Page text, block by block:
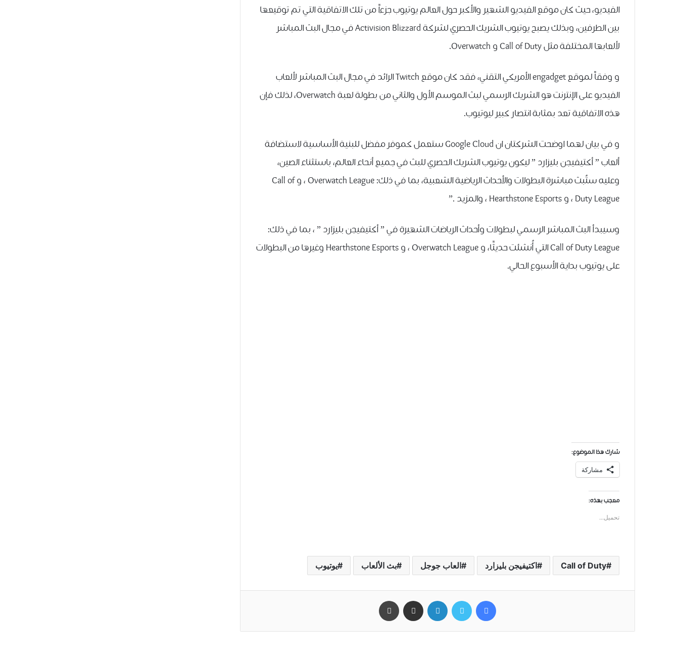
ﺍﻟﻔﻴﺪﻳﻮ، ﺣﻴﺚ ﻛﺎﻥ ﻣﻮﻗﻊ ﺍﻟﻔﻴﺪﻳﻮ ﺍﻟﺸﻬﻴﺮ ﻭﺍﻷﻛﺒﺮ ﺣﻮﻝ ﺍﻟﻌﺎﻟﻢ ﻳﻮﺗﻴﻮﺏ ﺟﺰﺀﺍً ﻣﻦ ﺗﻠﻚ ﺍﻻﺗﻔﺎﻗﻴﺔ ﺍﻟﺘﻲ ﺗﻢ ﺗﻮﻗﻴﻌﻬﺎ
ﺑﻴﻦ ﺍﻟﻄﺮﻓﻴﻦ، وبذلك يصبح ﻳﻮﺗﻴﻮﺏ ﺍﻟﺸﺮﻳﻚ ﺍﻟﺤﺼﺮﻱ ﻟﺸﺮﻛﺔ Activision Blizzard ﻓﻲ ﻣﺠﺎﻝ ﺍﻟﺒﺚ ﺍﻟﻤﺒﺎﺷﺮ
ﻷﻟﻌﺎﺑﻬﺎ ﺍﻟﻤﺨﺘﻠﻔﺔ ﻣﺜﻞ Call of Duty ﻭ Overwatch.
و وفقاً لموقع engadget ﺍﻷﻣﺮيكي التقني، فقد كان موقع Twitch ﺍﻟﺮﺍﺋﺪ ﻓﻲ ﻣﺠﺎﻝ ﺍﻟﺒﺚ ﺍﻟﻤﺒﺎﺷﺮ ﻷﻟﻌﺎﺏ
ﺍﻟﻔﻴﺪﻳﻮ ﻋﻠﻰ ﺍﻹﻧﺘﺮﻧﺖ هو ﺍﻟﺸﺮﻳﻚ ﺍﻟﺮﺳﻤﻲ ﻟﺒﺚ ﺍﻟﻤﻮﺳﻢ ﺍﻷﻭﻝ ﻭﺍﻟﺜﺎﻧﻲ ﻣﻦ ﺑﻄﻮﻟﺔ ﻟﻌﺒﺔ Overwatch، لذلك فإن
ﻫﺬﻩ ﺍﻻﺗﻔﺎﻗﻴﺔ تعد ﺑﻤﺜﺎﺑﺔ ﺍﻧﺘﺼﺎﺭ ﻛﺒﻴﺮ ﻟﻴﻮﺗﻴﻮﺏ.
و في بيان لهما اوضحت ﺍﻟﺸﺮﻛﺘﺎﻥ ان Google Cloud ستعمل ﻛﻤﻮﻓﺮ ﻣﻔﻀﻞ ﻟﻠﺒﻨﻴﺔ ﺍﻷﺳﺎﺳﻴﺔ ﻻﺳﺘﻀﺎﻓﺔ
ﺃﻟﻌﺎﺏ ” ﺃﻛﺘﻴﻔﻴﺠﻦ ﺑﻠﻴﺰﺍﺭﺩ ” ﻟﻴﻜﻮﻥ ﻳﻮﺗﻴﻮﺏ ﺍﻟﺸﺮﻳﻚ ﺍﻟﺤﺼﺮﻱ ﻟﻠﺒﺚ ﻓﻲ ﺟﻤﻴﻊ ﺃﻧﺤﺎﺀ ﺍﻟﻌﺎﻟﻢ، ﺑﺎﺳﺘﺜﻨﺎﺀ ﺍﻟﺼﻴﻦ،
ﻭﻋﻠﻴﻪ ﺳﺘُﺒﺚ ﻣﺒﺎﺷﺮﺓ ﺍﻟﺒﻄﻮﻻﺕ ﻭﺍﻷﺣﺪﺍﺙ ﺍﻟﺮﻳﺎﺿﻴﺔ ﺍﻟﺸﻌﺒﻴﺔ، ﺑﻤﺎ ﻓﻲ ﺫﻟﻚ: Overwatch League ، ﻭ Call of
Duty League ، ﻭ Hearthstone Esports ، ﻭﺍﻟﻤﺰﻳﺪ .”
وسيبدأ البث المباشر الرسمي ﻟﺒﻄﻮﻻﺕ ﻭﺃﺣﺪﺍﺙ ﺍﻟﺮﻳﺎﺿﺎﺕ ﺍﻟﺸﻬﻴﺮﺓ ﻓﻲ ” ﺃﻛﺘﻴﻔﻴﺠﻦ ﺑﻠﻴﺰﺍﺭﺩ ” ، ﺑﻤﺎ ﻓﻲ ﺫﻟﻚ:
Call of Duty League ﺍﻟﺘﻲ ﺃُﻧﺸﺌﺖ ﺣﺪﻳﺜًﺎ، ﻭ Overwatch League ، ﻭ Hearthstone Esports وغيرها من البطولات
على يوتيوب بداية الأسبوع الحالي.
شارك هذا الموضوع:
مشاركة
معجب بهذه:
تحميل...
Call of Duty اكتيفيجن بليزارد ﺍﻟﻌﺎﺏ ﺟﻮﺟﻞ بث الألعاب يوتيوب
فيسبوك تويتر لينكدإن مشاركة عبر البريد